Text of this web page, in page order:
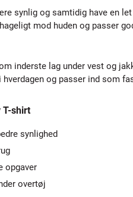
synlig og samtidig have en
mod huden og passer
inderste lag under vest og
og passer ind som
T-shirt
synlighed
opgaver
overtøj